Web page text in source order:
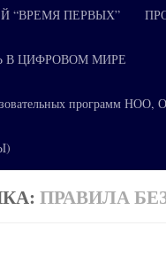
“ВРЕМЯ ПЕРВЫХ”
В ЦИФРОВОМ МИРЕ
программ
ПРАВИЛА